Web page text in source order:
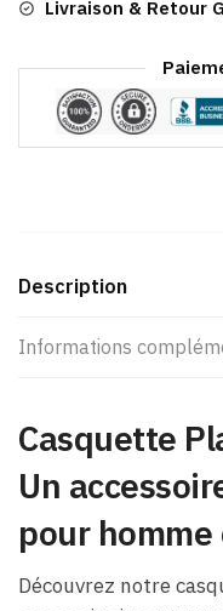
Livraison & Retour
Description
Informations
Casquette
Un
pour
Découvrez notre